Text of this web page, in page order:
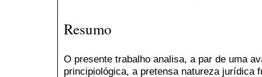
Resumo
O presente trabalho analisa, a par de uma
principiológica, a pretensa natureza jurídica